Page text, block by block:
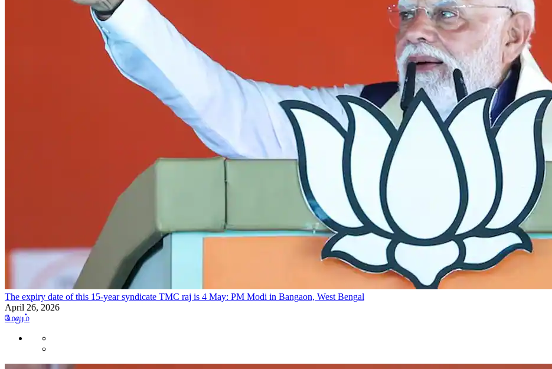
The expiry date of this 15-year syndicate TMC raj is 4 May: PM Modi in Bangaon, West Bengal
April 26, 2026
மேலும்